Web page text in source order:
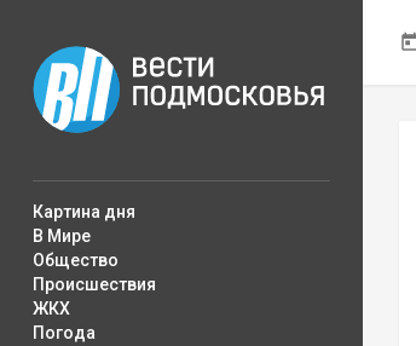
Картина дня
В Мире
Общество
Происшествия
ЖКХ
Погода